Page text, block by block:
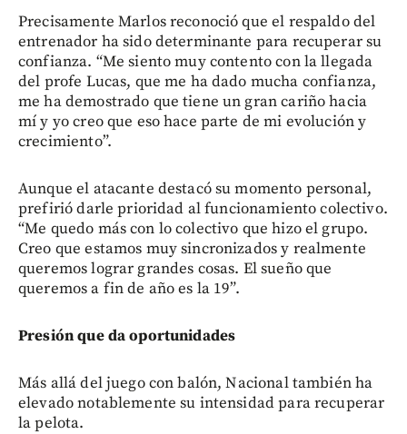
Precisamente Marlos reconoció que el respaldo del
entrenador ha sido determinante para recuperar su
confianza. “Me siento muy contento con la llegada
del profe Lucas, que me ha dado mucha confianza,
me ha demostrado que tiene un gran cariño hacia
mí y yo creo que eso hace parte de mi evolución y
crecimiento”.
Aunque el atacante destacó su momento personal,
prefirió darle prioridad al funcionamiento colectivo.
“Me quedo más con lo colectivo que hizo el grupo.
Creo que estamos muy sincronizados y realmente
queremos lograr grandes cosas. El sueño que
queremos a fin de año es la 19”.
Presión que da oportunidades
Más allá del juego con balón, Nacional también ha
elevado notablemente su intensidad para recuperar
la pelota.